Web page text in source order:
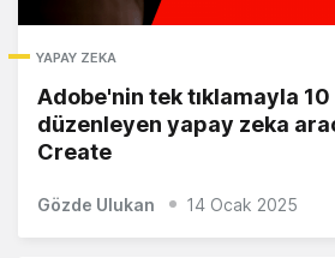
YAPAY ZEKA
Adobe'nin tek tıklamayla
düzenleyen yapay zeka
Create
Gözde Ulukan 14 Ocak 2025